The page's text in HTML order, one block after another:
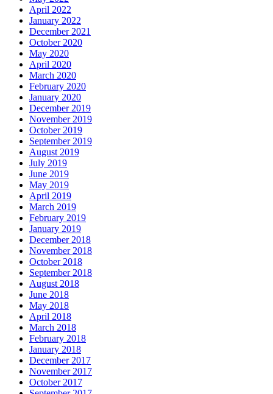
April 2022
January 2022
December 2021
October 2020
May 2020
April 2020
March 2020
February 2020
January 2020
December 2019
November 2019
October 2019
September 2019
August 2019
July 2019
June 2019
May 2019
April 2019
March 2019
February 2019
January 2019
December 2018
November 2018
October 2018
September 2018
August 2018
June 2018
May 2018
April 2018
March 2018
February 2018
January 2018
December 2017
November 2017
October 2017